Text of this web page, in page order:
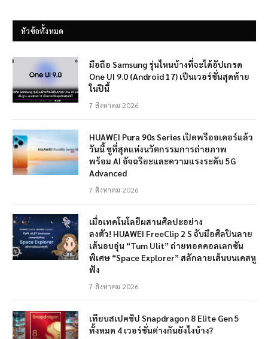
หัวข้อทั้งหมด
มือถือ Samsung รุ่นไหนบ้างที่จะได้อัปเกรด
One UI 9.0 (Android 17) เป็นเวอร์ชั่นสุดท้าย
ในปีนี้
7 สิงหาคม 2026
HUAWEI Pura 90s Series เปิดพรีออเดอร์แล้ว
วันนี้ ชูที่สุดแห่งนวัตกรรมการถ่ายภาพ
พร้อม AI อัจฉริยะและความแรงระดับ 5G
Advanced
7 สิงหาคม 2026
เมื่อเทคโนโลยีผสานศิลปะอย่าง
ลงตัว! HUAWEI FreeClip 2 S จับมือศิลปินลาย
เส้นอบอุ่น “Tum Ulit” ถ่ายทอดคอลเลกชัน
พิเศษ “Space Explorer” สลักลายเส้นบนเคสหู
ฟัง
7 สิงหาคม 2026
เทียบสเปคชิป Snapdragon 8 Elite Gen 5
ทั้งหมด 4 เวอร์ชั่นต่างกันยังไงบ้าง?